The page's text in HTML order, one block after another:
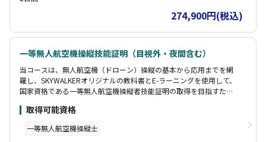
274,900円(税込)
一等無人航空機操縦技能証明（目視外・夜間含む）
当コースは、無人航空機（ドローン）操縦の基本から応用までを網
羅し、SKYWALKERオリジナルの教科書とE-ラーニングを使用して、
国家資格である一等無人航空機操縦者技能証明の取得を目指すため
この講習は、実技のみの基本講習＋目視外＋夜間のセットコースで
す。（座学・修了審査含む）
取得可能資格
一等無人航空機操縦士